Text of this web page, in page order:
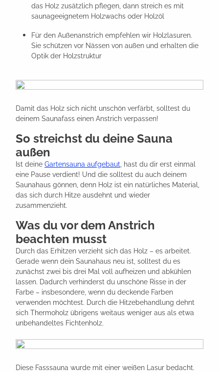
das Holz zusätzlich pflegen, dann streich es mit
saunageeignetem Holzwachs oder Holzöl
Für den Außenanstrich empfehlen wir Holzlasuren.
Sie schützen vor Nässen von außen und erhalten die
Optik der Holzstruktur
Damit das Holz sich nicht unschön verfärbt, solltest du
deinem Saunafass einen Anstrich verpassen!
So streichst du deine Sauna
außen
Ist deine Gartensauna aufgebaut , hast du dir erst einmal
eine Pause verdient! Und die solltest du auch deinem
Saunahaus gönnen, denn Holz ist ein natürliches Material,
das sich durch Hitze ausdehnt und wieder
zusammenzieht.
Was du vor dem Anstrich
beachten musst
Durch das Erhitzen verzieht sich das Holz – es arbeitet.
Gerade wenn dein Saunahaus neu ist, solltest du es
zunächst zwei bis drei Mal voll aufheizen und abkühlen
lassen. Dadurch verhinderst du unschöne Risse in der
Farbe – insbesondere, wenn du deckende Farben
verwenden möchtest. Durch die Hitzebehandlung dehnt
sich Thermoholz übrigens weitaus weniger aus als etwa
unbehandeltes Fichtenholz.
Diese Fasssauna wurde mit einer weißen Lasur bedacht.